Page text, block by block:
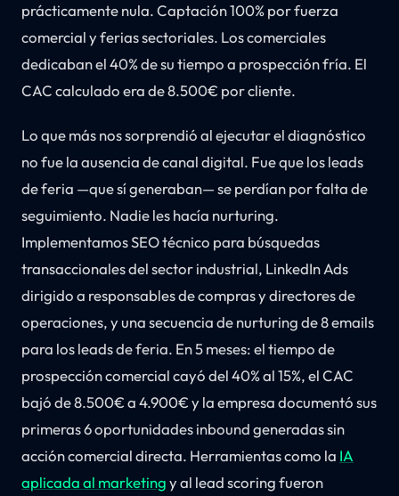
prácticamente nula. Captación 100% por fuerza
comercial y ferias sectoriales. Los comerciales
dedicaban el 40% de su tiempo a prospección fría. El
CAC calculado era de 8.500€ por cliente.
Lo que más nos sorprendió al ejecutar el diagnóstico
no fue la ausencia de canal digital. Fue que los leads
de feria —que sí generaban— se perdían por falta de
seguimiento. Nadie les hacía nurturing.
Implementamos SEO técnico para búsquedas
transaccionales del sector industrial, LinkedIn Ads
dirigido a responsables de compras y directores de
operaciones, y una secuencia de nurturing de 8 emails
para los leads de feria. En 5 meses: el tiempo de
prospección comercial cayó del 40% al 15%, el CAC
bajó de 8.500€ a 4.900€ y la empresa documentó sus
primeras 6 oportunidades inbound generadas sin
acción comercial directa. Herramientas como la IA
aplicada al marketingy al lead scoring fueron